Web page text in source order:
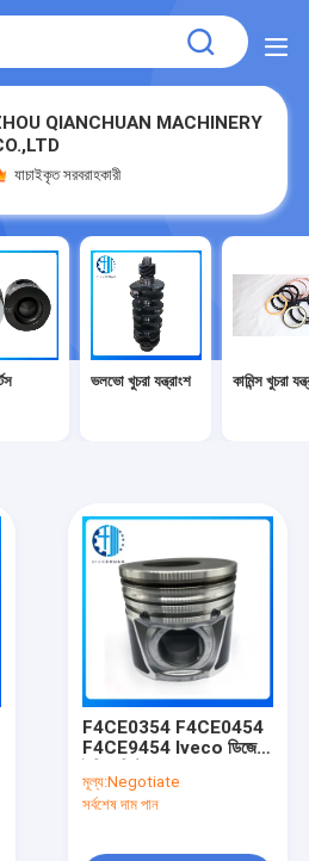
QIANCHUAN MACHINERY
যাচাইকৃত সরবরাহকারী
ভলভো খুচরা যন্ত্রাংশ কামিন্স খুচরা
F4CE0354 F4CE0454
F4CE9454 Iveco ডিজেল
মূল্য:Negotiate
সর্বশেষ দাম পান